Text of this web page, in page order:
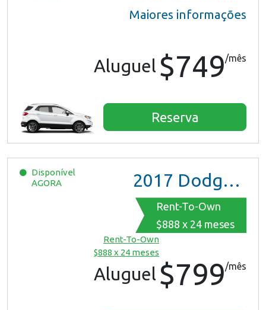
Maiores informações
Aluguel $749/mês
Reserva
Disponível
AGORA
2017 Dodge Grand Caravan GT
Rent-To-Own
$888 x 24 meses
Rent-To-Own
$888 x 24 meses
Aluguel $799/mês